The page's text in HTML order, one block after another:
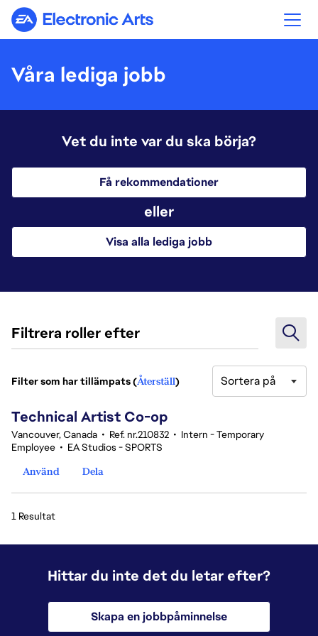
Electronic Arts
Våra lediga jobb
Vet du inte var du ska börja?
Få rekommendationer
eller
Visa alla lediga jobb
Filtrera roller efter
1 Resultat
Filter som har tillämpats (Återställ) Sortera på
Technical Artist Co-op
Vancouver, Canada • Ref. nr.210832 • Intern - Temporary
Employee • EA Studios - SPORTS
Använd
Dela
1 Resultat
Hittar du inte det du letar efter?
Skapa en jobbpåminnelse